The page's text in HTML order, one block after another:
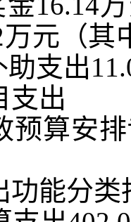
万元（其
助支出
支出
预算安
功能分类